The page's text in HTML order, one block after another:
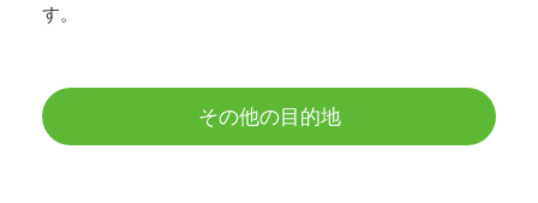
す。
その他の目的地